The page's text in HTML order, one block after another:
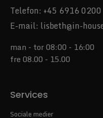
Telefon: +45 6916 0200
E-mail: lisbeth@in-
man - tor 08:00 - 16:00
fre 08.00 - 15.00
Services
Sociale medier